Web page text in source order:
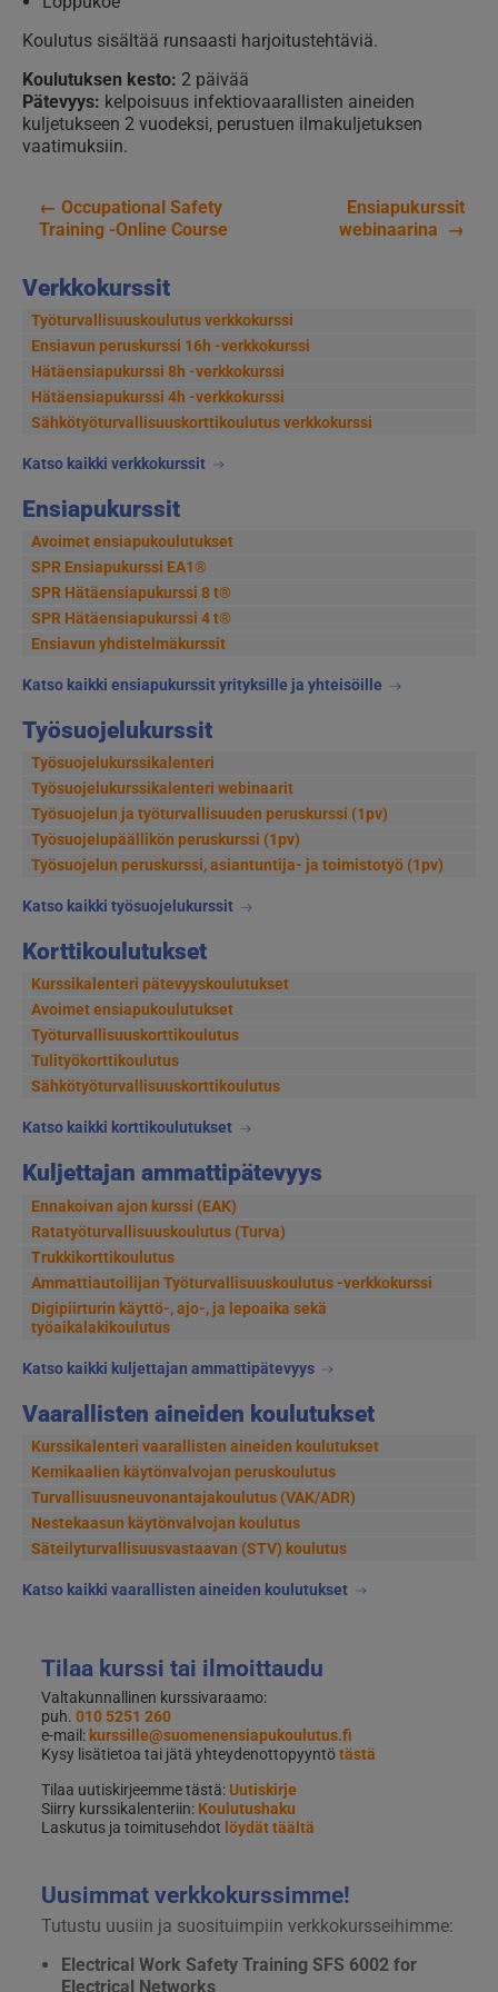
Verkkokurssit
Työturvallisuuskoulutus verkkokurssi
Ensiavun peruskurssi 16h -verkkokurssi
Hätäensiapukurssi 8h -verkkokurssi
Hätäensiapukurssi 4h -verkkokurssi
Sähkötyöturvallisuus­korttikoulutus verkkokurssi
Katso kaikki verkkokurssit
Ensiapukurssit
Avoimet ensiapukoulutukset
SPR Ensiapukurssi EA1®
SPR Hätäensiapukurssi 8 t®
SPR Hätäensiapukurssi 4 t®
Ensiavun yhdistelmäkurssit
Katso kaikki ensiapukurssit yrityksille ja yhteisöille
Työsuojelukurssit
Työsuojelukurssikalenteri
Työsuojelukurssikalenteri webinaarit
Työsuojelun ja työturvallisuuden peruskurssi (1pv)
Työsuojelupäällikön peruskurssi (1pv)
Työsuojelun peruskurssi, asiantuntija- ja toimistotyö (1pv)
Katso kaikki työsuojelukurssit
Korttikoulutukset
Kurssikalenteri pätevyyskoulutukset
Avoimet ensiapukoulutukset
Työturvallisuuskorttikoulutus
Tulityökorttikoulutus
Sähkötyöturvallisuuskorttikoulutus
Katso kaikki korttikoulutukset
Kuljettajan ammattipätevyys
Ennakoivan ajon kurssi (EAK)
Ratatyöturvallisuuskoulutus (Turva)
Trukkikorttikoulutus
Ammattiautoilijan Työturvallisuuskoulutus -verkkokurssi
Digipiirturin käyttö-, ajo-, ja lepoaika sekä
työaikalakikoulutus
Katso kaikki kuljettajan ammattipätevyys
Vaarallisten aineiden koulutukset
Kurssikalenteri vaarallisten aineiden koulutukset
Kemikaalien käytönvalvojan peruskoulutus
Turvallisuusneuvonantajakoulutus (VAK/ADR)
Nestekaasun käytönvalvojan koulutus
Säteilyturvallisuusvastaavan (STV) koulutus
Katso kaikki vaarallisten aineiden koulutukset
Koulutus sisältää runsaasti harjoitustehtäviä.
Koulutuksen kesto: 2 päivää
Pätevyys: kelpoisuus infektiovaarallisten aineiden
kuljetukseen 2 vuodeksi, perustuen ilmakuljetuksen
vaatimuksiin.
Artikkelien
selaus
← Occupational Safety
Training -Online Course
Ensiapukurssit
webinaarina →
Tilaa kurssi tai ilmoittaudu
Valtakunnallinen kurssivaraamo:
puh. 010 5251 260
e-mail: kurssille@suomenensiapukoulutus.fi
Kysy lisätietoa tai jätä yhteydenottopyyntötästä
Tilaa uutiskirjeemme tästä:Uutiskirje
Siirry kurssikalenteriin: Koulutushaku
Laskutus ja toimitusehdot löydät täältä
Uusimmat verkkokurssimme!
Tutustu uusiin ja suosituimpiin verkkokursseihimme:
Electrical Work Safety Training SFS 6002 for
Electrical Networks